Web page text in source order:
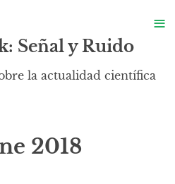
Señal y Ruido
la actualidad científica
2018
≡